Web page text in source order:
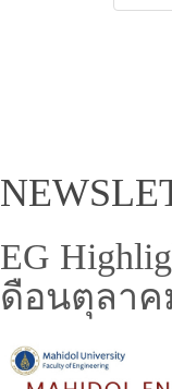
EG
ดือนตุลาค